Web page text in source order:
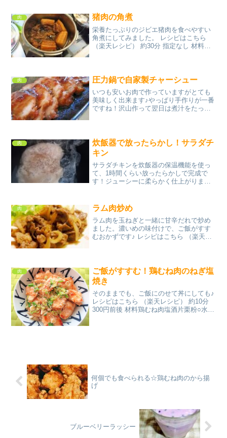
肉 猪肉の角煮
栄養たっぷりのジビエ猪肉を食べやすい
角煮にしてみました。 レシピはこちら
（楽天レシピ） 約30分 指定なし 材料猪
肉 圧力鍋で自家製チャーシュー
いつも安いお肉で作っていますがとても
美味しく出来ます♪やっぱり手作りが一番
ですね！沢山作って翌日は煮汁をたっぷ
ラダ油★...
肉
炊飯器で放ったらかし！サラダチ
キン
サラダチキンを炊飯器の保温機能を使っ
て、1時間くらい放ったらかしで完成で
す！ジューシーに柔らかく仕上がりま
うお酒熱湯みんなのレビュー
肉 ラム肉炒め
ラム肉を玉ねぎと一緒に甘辛だれで炒め
ました。濃いめの味付けで、ご飯がすす
むおかずです♪ レシピはこちら （楽天レ
姜サラ...
肉
ご飯がすすむ！鶏むね肉のねぎ塩
焼き
そのままでも、ご飯にのせて丼にしても♪
レシピはこちら （楽天レシピ） 約10分
300円前後 材料鶏むね肉塩酒片栗粉○水○
何個でも食べられる☆鶏むね肉のから揚
げ
ブルーベリーラッシー